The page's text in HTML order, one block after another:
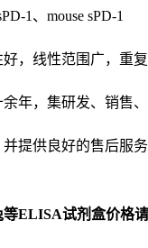
1、mouse sPD-1
，线性范围广，重
年，集研发、销售
提供良好的售后服
等ELISA试剂盒价格